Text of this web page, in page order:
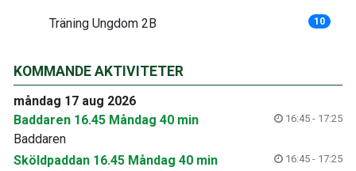
Träning Ungdom 2B 10
KOMMANDE AKTIVITETER
måndag 17 aug 2026
Baddaren 16.45 Måndag 40 min
16:45 - 17:25
Baddaren
Sköldpaddan 16.45 Måndag 40 min
16:45 - 17:25